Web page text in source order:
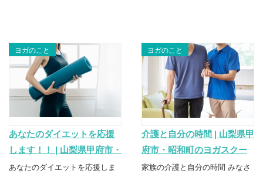
ヨガのこと
あなたのダイエットを応援
します！！ | 山梨県甲府市・
昭和町のヨガスクール
あなたのダイエットを応援しま
ヨガのこと
介護と自分の時間 | 山梨県甲
府市・昭和町のヨガスクー
ル TSUNAGU（つなぐ）
家族の介護と自分の時間 みなさ